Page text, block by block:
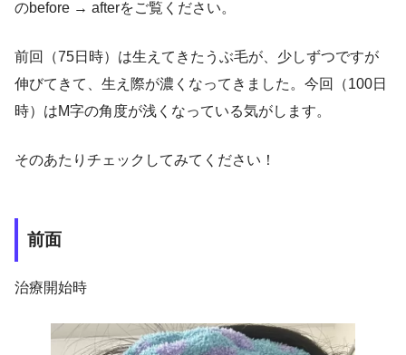
のbefore → afterをご覧ください。
前回（75日時）は生えてきたうぶ毛が、少しずつですが
伸びてきて、生え際が濃くなってきました。今回（100日
時）はM字の角度が浅くなっている気がします。
そのあたりチェックしてみてください！
前面
治療開始時